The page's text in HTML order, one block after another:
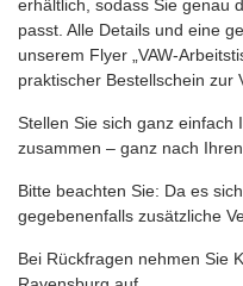
erhältlich, sodass Sie genau
passt. Alle Details und eine
unserem Flyer „VAW-
praktischer Bestellschein zur
Stellen Sie sich ganz einfach
zusammen – ganz nach
Bitte beachten Sie: Da es
gegebenenfalls zusätzliche
Bei Rückfragen nehmen Sie